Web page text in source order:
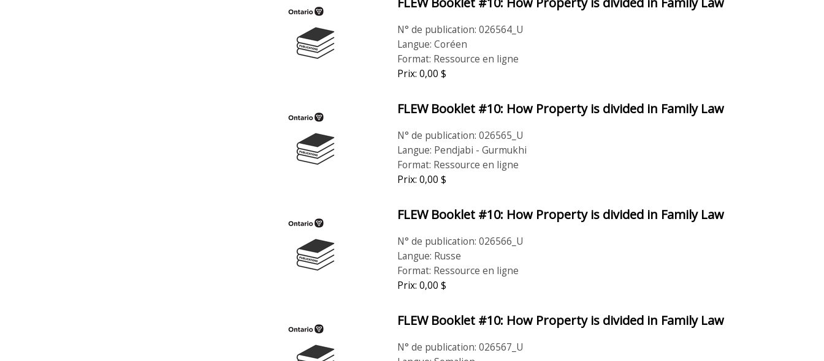
N° de publication: 026564_U
Langue: Coréen
Format: Ressource en ligne
Prix: 0,00 $
FLEW Booklet #10: How Property is divided in Family Law
N° de publication: 026565_U
Langue: Pendjabi - Gurmukhi
Format: Ressource en ligne
Prix: 0,00 $
FLEW Booklet #10: How Property is divided in Family Law
N° de publication: 026566_U
Langue: Russe
Format: Ressource en ligne
Prix: 0,00 $
FLEW Booklet #10: How Property is divided in Family Law
N° de publication: 026567_U